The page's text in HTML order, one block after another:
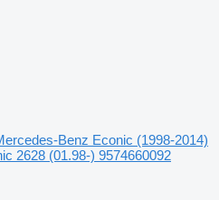
Benz Econic (1998-2014)
2628 (01.98-) 9574660092